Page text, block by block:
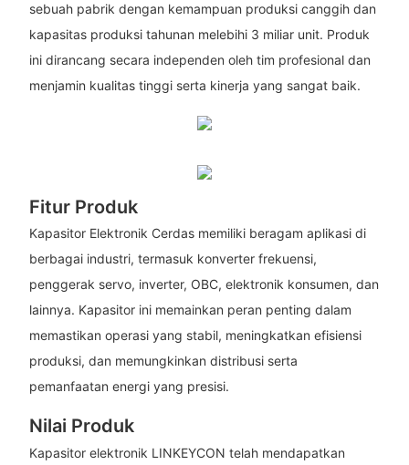
sebuah pabrik dengan kemampuan produksi canggih dan
kapasitas produksi tahunan melebihi 3 miliar unit. Produk
ini dirancang secara independen oleh tim profesional dan
menjamin kualitas tinggi serta kinerja yang sangat baik.
Fitur Produk
Kapasitor Elektronik Cerdas memiliki beragam aplikasi di
berbagai industri, termasuk konverter frekuensi,
penggerak servo, inverter, OBC, elektronik konsumen, dan
lainnya. Kapasitor ini memainkan peran penting dalam
memastikan operasi yang stabil, meningkatkan efisiensi
produksi, dan memungkinkan distribusi serta
pemanfaatan energi yang presisi.
Nilai Produk
Kapasitor elektronik LINKEYCON telah mendapatkan